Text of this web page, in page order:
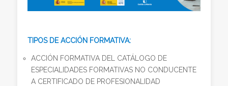
TIPOS DE ACCIÓN FORMATIVA:
ACCIÓN FORMATIVA DEL CATÁLOGO DE
ESPECIALIDADES FORMATIVAS NO CONDUCENTE
A CERTIFICADO DE PROFESIONALIDAD